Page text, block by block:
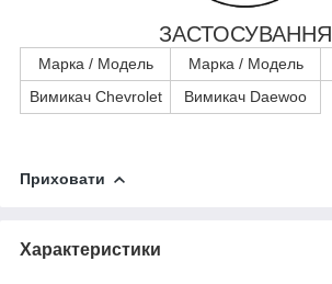
ЗАСТОСУВАННЯ
Марка / Модель Марка / Модель
Вимикач Chevrolet
Вимикач Daewoo
Приховати
Характеристики